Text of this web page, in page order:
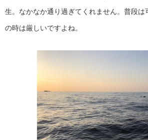
生。なかなか通り過ぎてくれません。普段は
の時は厳しいですよね。